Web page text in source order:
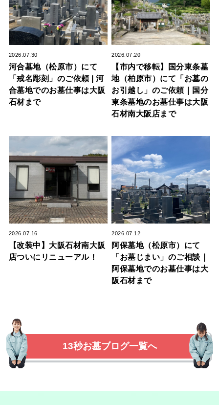
2026.07.30
河合墓地（松原市）にて
「戒名彫刻」のご依頼 | 河
合墓地でのお墓仕事は大阪
石材まで
2026.07.20
【市内で移転】国分東条墓
地（柏原市）にて「お墓の
お引越し」のご依頼｜国分
東条墓地のお墓仕事は大阪
石材南大阪店まで
2026.07.16
【改装中】大阪石材南大阪
店ついにリニューアル！
2026.07.12
阿保墓地（松原市）にて
「お墓じまい」のご相談｜
阿保墓地でのお墓仕事は大
阪石材まで
13秒お墓ブログ一覧へ